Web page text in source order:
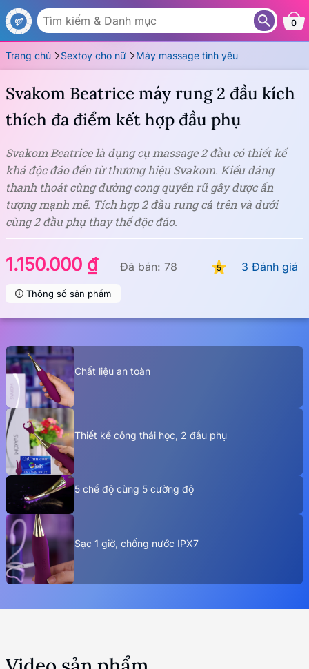
0
Trang chủ Sextoy cho nữ Máy massage tình yêu
1.150.000 ₫ Đã bán: 78 5 3 Đánh giá
Thông số sản phẩm
Svakom Beatrice máy rung 2 đầu kích
thích đa điểm kết hợp đầu phụ
Svakom Beatrice là dụng cụ massage 2 đầu có thiết kế
khá độc đáo đến từ thương hiệu Svakom. Kiểu dáng
thanh thoát cùng đường cong quyến rũ gây được ấn
tượng mạnh mẽ. Tích hợp 2 đầu rung cả trên và dưới
cùng 2 đầu phụ thay thế độc đáo.
Chất liệu an toàn
Thiết kế công thái học, 2 đầu phụ
5 chế độ cùng 5 cường độ
Sạc 1 giờ, chống nước IPX7